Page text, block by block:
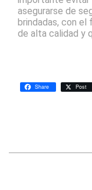
asegurarse de
brindadas, con el
de alta calidad y
Share Post